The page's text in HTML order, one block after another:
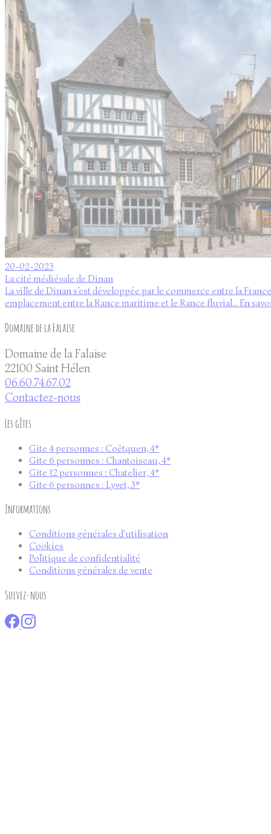
20-02-2023
La cité médiévale de Dinan
La ville de Dinan s’est développée par le commerce entre la
emplacement entre la Rance maritime et le Rance fluvial... En
Domaine de la Falaise
Domaine de la Falaise
22100 Saint Hélen
06.60.74.67.02
Contactez-nous
Les gîtes
Gite 4 personnes : Coëtquen, 4*
Gite 6 personnes : Chantoiseau, 4*
Gite 12 personnes : Chatelier, 4*
Gite 6 personnes : Lyvet, 3*
Informations
Conditions générales d'utilisation
Cookies
Politique de confidentialité
Conditions générales de vente
Suivez-nous